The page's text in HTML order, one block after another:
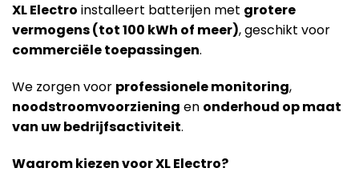
XL Electro installeert batterijen met grotere
vermogens (tot 100 kWh of meer), geschikt voor
commerciële toepassingen.
We zorgen voor professionele monitoring,
noodstroomvoorziening en onderhoud op maat
van uw bedrijfsactiviteit.
Waarom kiezen voor XL Electro?